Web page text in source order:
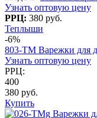
Узнать оптовую цену
РРЦ: 380 руб.
Теплыши
-6%
803-TM Варежки для
Узнать оптовую цену
РРЦ:
400
380 руб.
Купить